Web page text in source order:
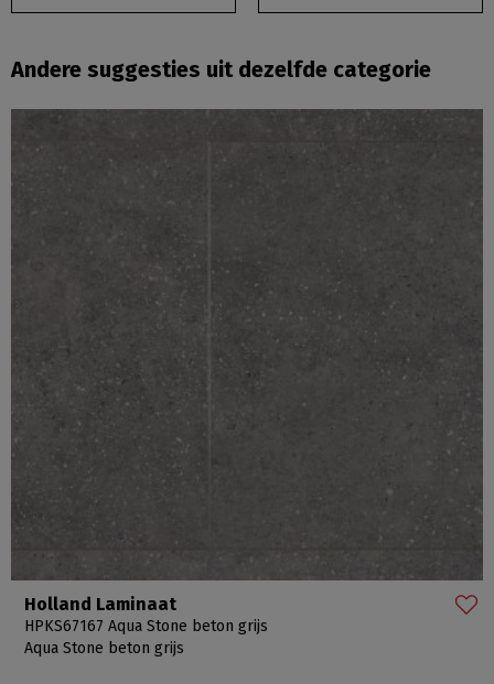
Andere suggesties uit dezelfde categorie
Holland Laminaat
HPKS67167 Aqua Stone beton grijs
Aqua Stone beton grijs